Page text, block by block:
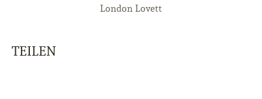
London Lovett
TEILEN